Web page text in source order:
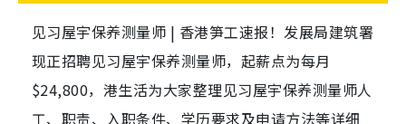
见习屋宇保养测量师 | 香港笋工速报！发展局建筑署
现正招聘见习屋宇保养测量师，起薪点为每月
$24,800，港生活为大家整理见习屋宇保养测量师人
工、职责、入职条件、学历要求及申请方法等详细